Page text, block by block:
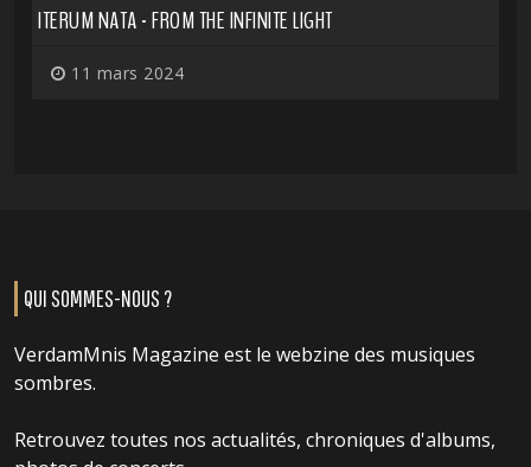
ITERUM NATA - FROM THE INFINITE LIGHT
11 mars 2024
QUI SOMMES-NOUS ?
VerdamMnis Magazine est le webzine des musiques
sombres.
Retrouvez toutes nos actualités, chroniques d'albums,